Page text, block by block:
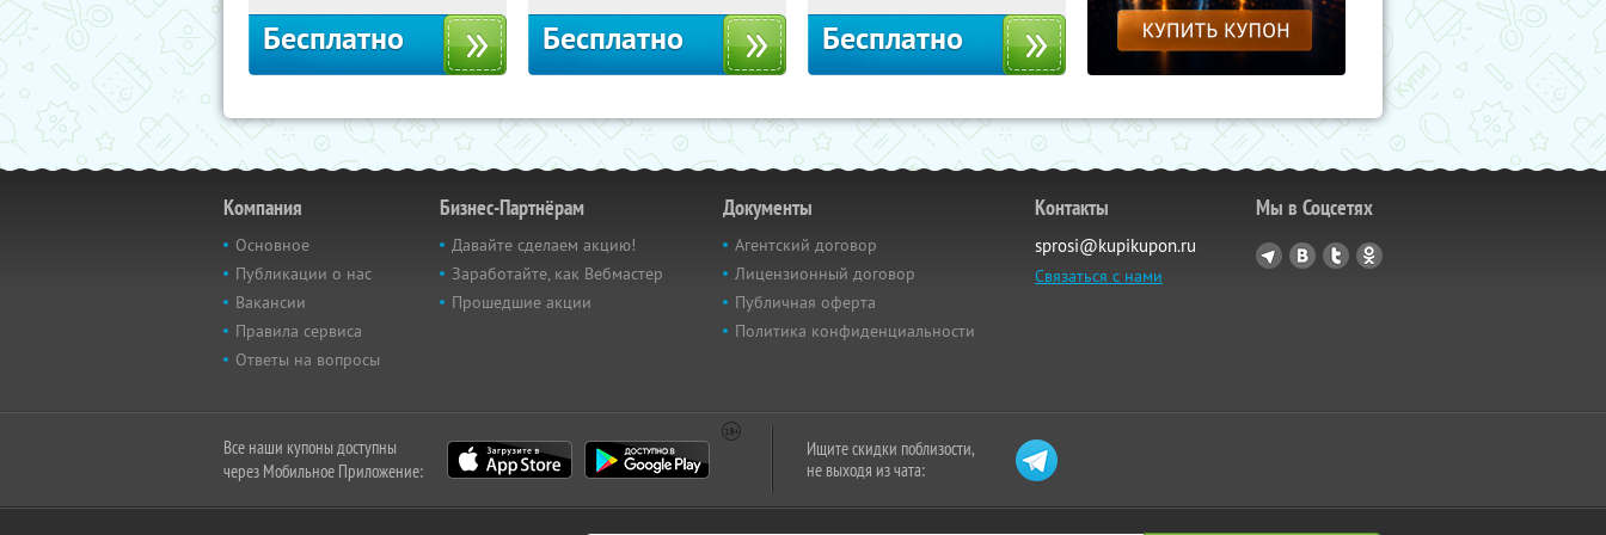
Бесплатно Бесплатно Бесплатно
Компания
Основное
Публикации о нас
Вакансии
Правила сервиса
Ответы на вопросы
Бизнес-Партнёрам
Давайте сделаем акцию!
Заработайте, как Вебмастер
Прошедшие акции
Документы
Агентский договор
Лицензионный договор
Публичная оферта
Политика конфиденциальности
Контакты
sprosi@kupikupon.ru
Связаться с нами
Мы в Соцсетях
Все наши купоны доступны
через Мобильное Приложение:
Ищите скидки поблизости,
не выходя из чата: